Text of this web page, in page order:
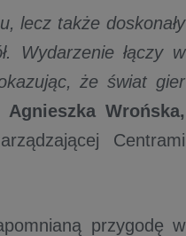
lecz także doskonały
Wydarzenie łączy w
że świat gier
Agnieszka Wrońska,
Centrami
przygodę w